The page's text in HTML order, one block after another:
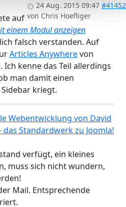
24 Aug. 2015 09:47 #41452
von Chris Hoefliger
auf
einem Modul anzeigen
falsch verstanden. Auf
Articles Anywherevon
Ich kenne das Teil allerdings
man damit einen
kriegt.
Webentwicklung von David
das Standardwerk zu Joomla!
verfügt, ein kleines
muss sich nicht wundern,
Mail. Entsprechende